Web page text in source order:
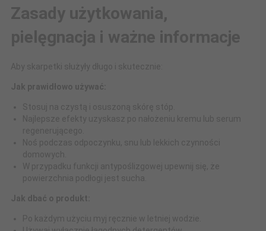
Zasady użytkowania,
pielęgnacja i ważne informacje
Aby skarpetki służyły długo i skutecznie:
Jak prawidłowo używać:
Stosuj na czystą i osuszoną skórę stóp.
Najlepsze efekty uzyskasz po nałożeniu kremu lub serum
regenerującego.
Noś podczas odpoczynku, snu lub lekkich czynności
domowych.
W przypadku funkcji antypoślizgowej upewnij się, że
powierzchnia podłogi jest sucha.
Jak dbać o produkt:
Po każdym użyciu myj ręcznie w letniej wodzie.